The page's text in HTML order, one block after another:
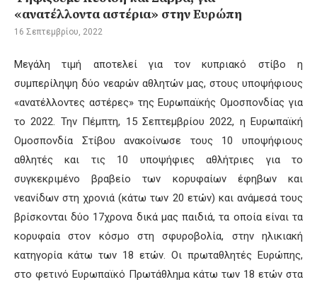
«ανατέλλοντα αστέρια» στην Ευρώπη
16 Σεπτεμβρίου, 2022
Μεγάλη τιμή αποτελεί για τον κυπριακό στίβο η
συμπερίληψη δύο νεαρών αθλητών μας, στους υποψήφιους
«ανατέλλοντες αστέρες» της Ευρωπαϊκής Ομοσπονδίας για
το 2022. Την Πέμπτη, 15 Σεπτεμβρίου 2022, η Ευρωπαϊκή
Ομοσπονδία Στίβου ανακοίνωσε τους 10 υποψήφιους
αθλητές και τις 10 υποψήφιες αθλήτριες για το
συγκεκριμένο βραβείο των κορυφαίων έφηβων και
νεανίδων στη χρονιά (κάτω των 20 ετών) και ανάμεσά τους
βρίσκονται δύο 17χρονα δικά μας παιδιά, τα οποία είναι τα
κορυφαία στον κόσμο στη σφυροβολία, στην ηλικιακή
κατηγορία κάτω των 18 ετών. Οι πρωταθλητές Ευρώπης,
στο φετινό Ευρωπαϊκό Πρωτάθλημα κάτω των 18 ετών στα